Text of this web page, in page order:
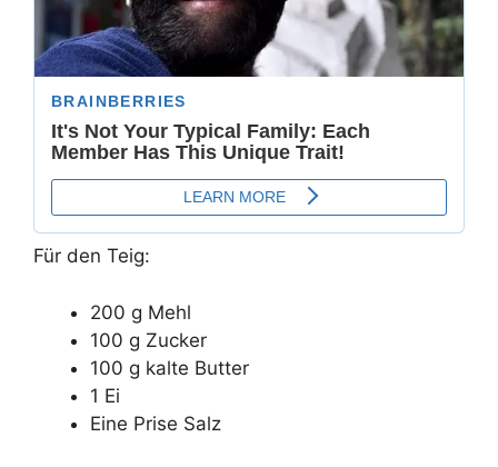
Für den Teig:
200 g Mehl
100 g Zucker
100 g kalte Butter
1 Ei
Eine Prise Salz